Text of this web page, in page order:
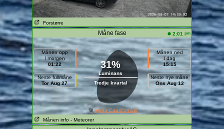
Forstørre
Måne fase 2:01 pm
Månen opp
I morgen
01:22
Neste fullmåne
Tor Aug 27
31%
Luminans
Tredje kvartal
Månen ned
I dag
15:15
Neste nye måne
Ons Aug 12
alpha Capricornids
Månen info - Meteorer